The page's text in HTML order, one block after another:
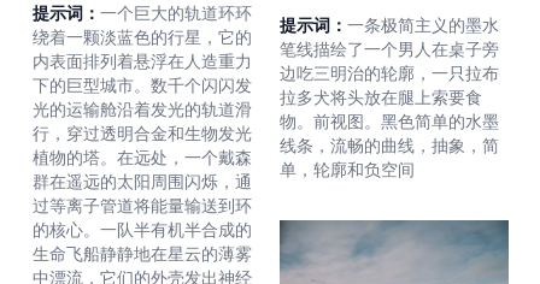
提示词： 一个巨大的轨道环环
绕着一颗淡蓝色的行星，它的
内表面排列着悬浮在人造重力
下的巨型城市。数千个闪闪发
光的运输舱沿着发光的轨道滑
行，穿过透明合金和生物发光
植物的塔。在远处，一个戴森
群在遥远的太阳周围闪烁，通
过等离子管道将能量输送到环
的核心。一队半有机半合成的
生命飞船静静地在星云的薄雾
中漂流，它们的外壳发出神经
提示词： 一条极简主义的墨水
笔线描绘了一个男人在桌子旁
边吃三明治的轮廓，一只拉布
拉多犬将头放在腿上索要食
物。前视图。黑色简单的水墨
线条，流畅的曲线，抽象，简
单，轮廓和负空间